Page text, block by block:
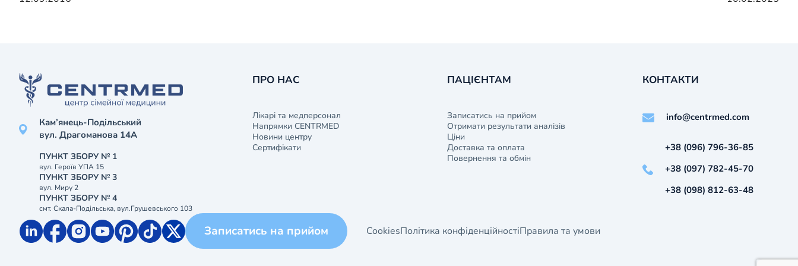
Кам’янець-Подільський
вул. Драгоманова 14А
ПУНКТ ЗБОРУ № 1
вул. Героїв УПА 15
ПУНКТ ЗБОРУ № 3
вул. Миру 2
ПУНКТ ЗБОРУ № 4
смт. Скала-Подільська, вул.Грушевського 103
ПРО НАС
Лікарі та медперсонал
Напрямки CENTRMED
Новини центру
Сертифікати
ПАЦІЄНТАМ
Записатись на прийом
Отримати результати аналізів
Ціни
Доставка та оплата
Повернення та обмін
КОНТАКТИ
info@centrmed.com
+38 (096) 796-36-85
+38 (097) 782-45-70
+38 (098) 812-63-48
Записатись на прийом CookiesПолітика конфіденційностіПравила та умови